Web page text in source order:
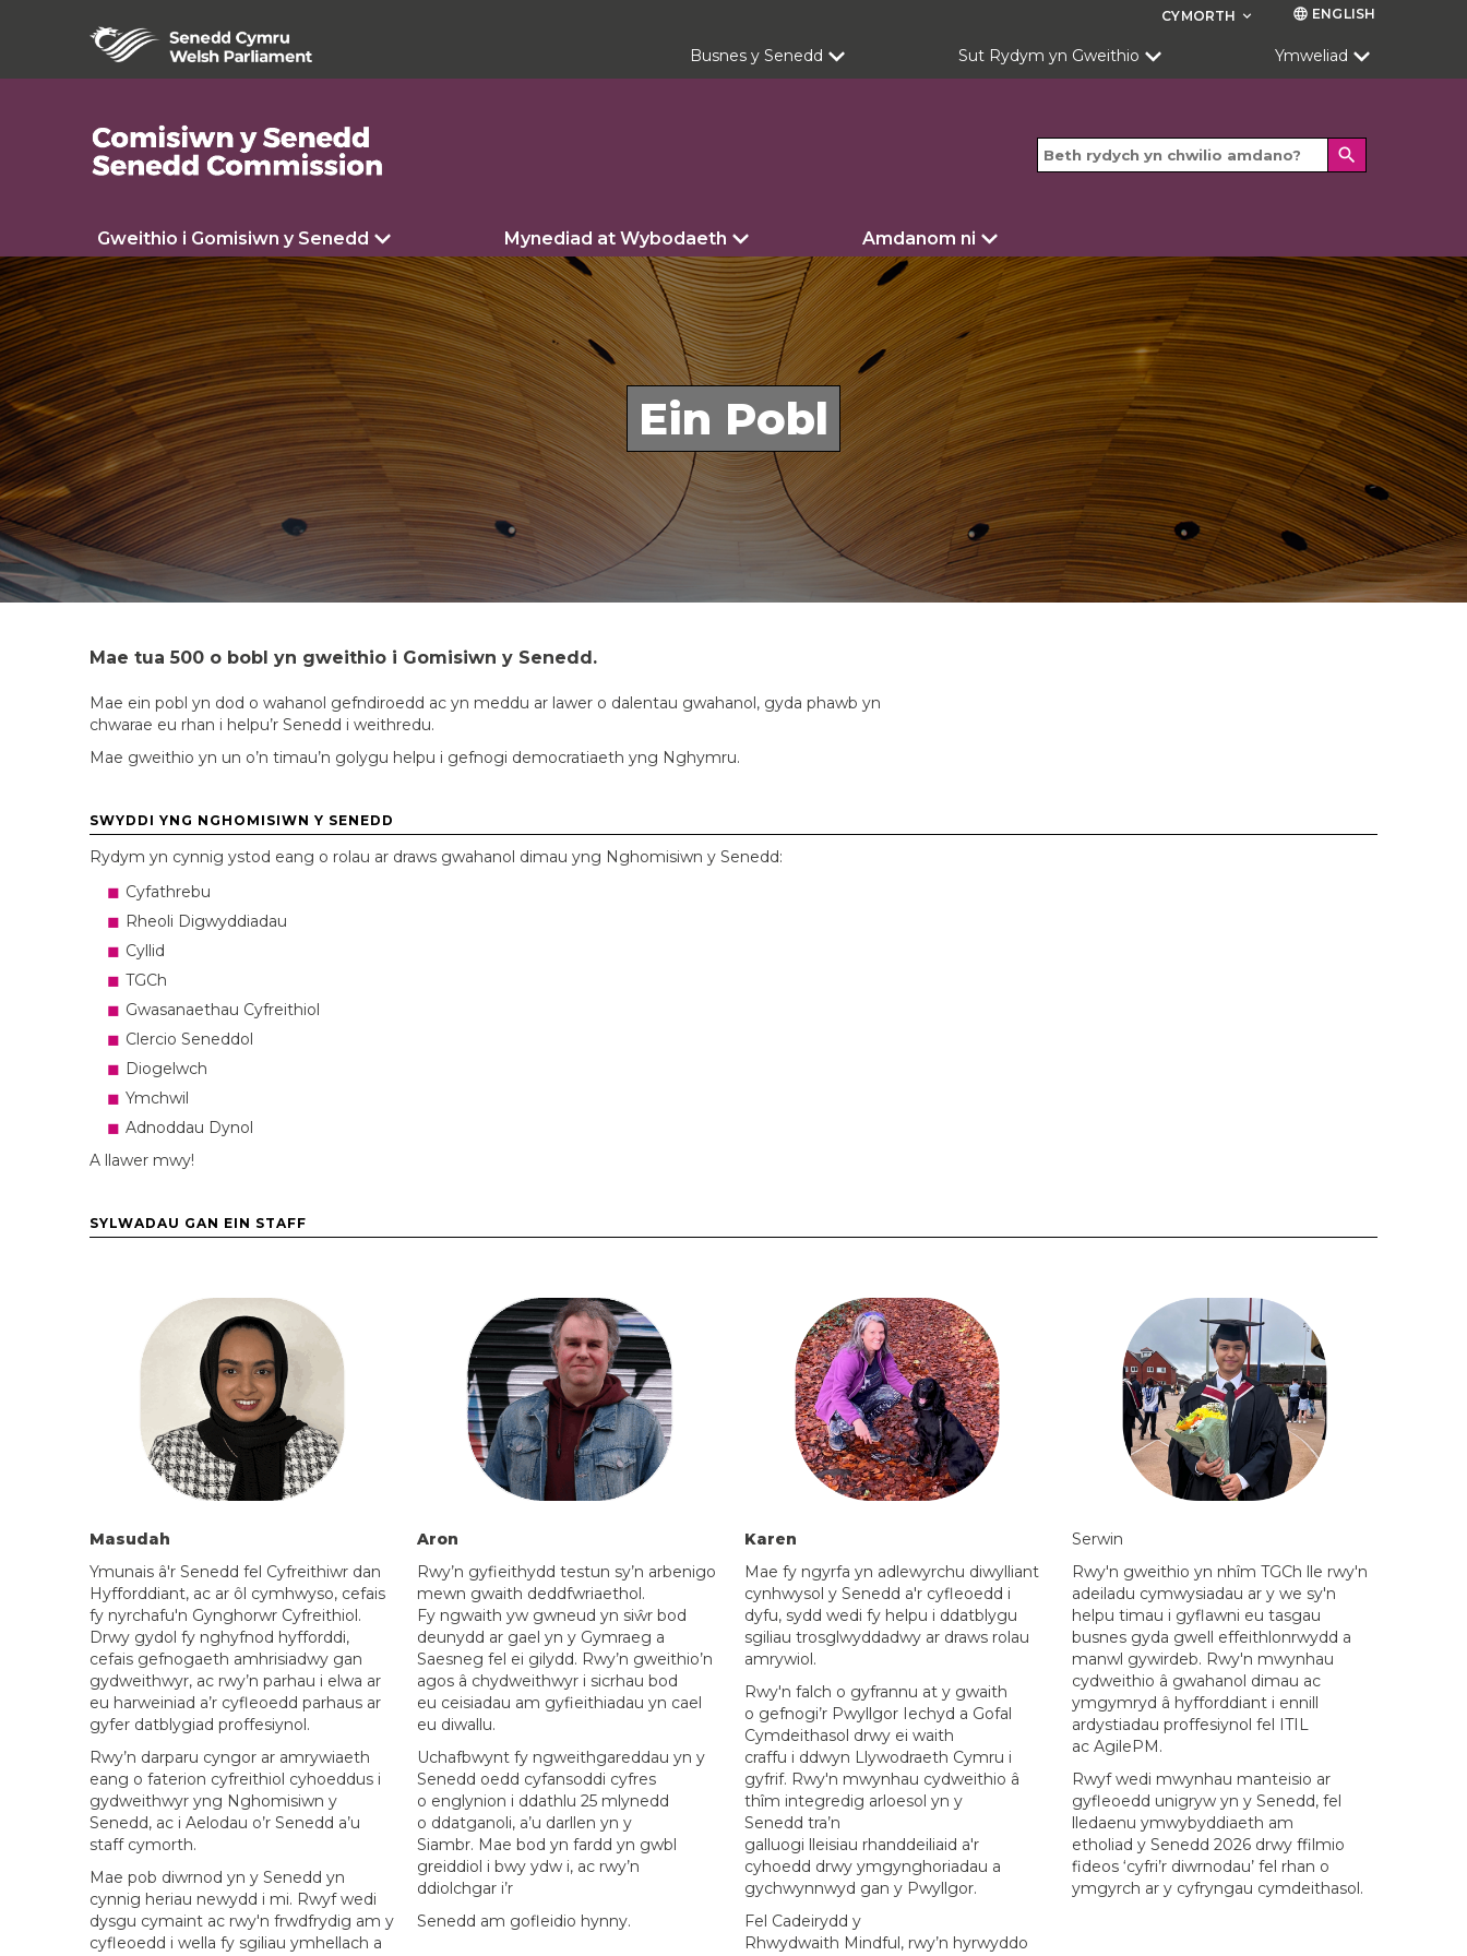
CYMORTH keyboard_arrow_down language ENGLISH
Busnes y Senedd Sut Rydym yn Gweithio Ymweliad
search
Gweithio i Gomisiwn y Senedd Mynediad at Wybodaeth Amdanom ni
Ein Pobl
Mae tua 500 o bobl yn gweithio i Gomisiwn y Senedd.
Mae ein pobl yn dod o wahanol gefndiroedd ac yn meddu ar lawer o dalentau gwahanol, gyda phawb yn
chwarae eu rhan i helpu’r Senedd i weithredu.
Mae gweithio yn un o’n timau’n golygu helpu i gefnogi democratiaeth yng Nghymru.
SWYDDI YNG NGHOMISIWN Y SENEDD
Rydym yn cynnig ystod eang o rolau ar draws gwahanol dimau yng Nghomisiwn y Senedd:
Cyfathrebu
Rheoli Digwyddiadau
Cyllid
TGCh
Gwasanaethau Cyfreithiol
Clercio Seneddol
Diogelwch
Ymchwil
Adnoddau Dynol
A llawer mwy!
SYLWADAU GAN EIN STAFF
Masudah
Ymunais â'r Senedd fel Cyfreithiwr dan
Hyfforddiant, ac ar ôl cymhwyso, cefais
fy nyrchafu'n Gynghorwr Cyfreithiol.
Drwy gydol fy nghyfnod hyfforddi,
cefais gefnogaeth amhrisiadwy gan
gydweithwyr, ac rwy’n parhau i elwa ar
eu harweiniad a’r cyfleoedd parhaus ar
gyfer datblygiad proffesiynol.
Rwy’n darparu cyngor ar amrywiaeth
eang o faterion cyfreithiol cyhoeddus i
gydweithwyr yng Nghomisiwn y
Senedd, ac i Aelodau o’r Senedd a’u
staff cymorth.
Mae pob diwrnod yn y Senedd yn
cynnig heriau newydd i mi. Rwyf wedi
dysgu cymaint ac rwy'n frwdfrydig am y
cyfleoedd i wella fy sgiliau ymhellach a
Aron
Rwy’n gyfieithydd testun sy’n arbenigo
mewn gwaith deddfwriaethol.
Fy ngwaith yw gwneud yn siŵr bod
deunydd ar gael yn y Gymraeg a
Saesneg fel ei gilydd. Rwy’n gweithio’n
agos â chydweithwyr i sicrhau bod
eu ceisiadau am gyfieithiadau yn cael
eu diwallu.
Uchafbwynt fy ngweithgareddau yn y
Senedd oedd cyfansoddi cyfres
o englynion i ddathlu 25 mlynedd
o ddatganoli, a’u darllen yn y
Siambr. Mae bod yn fardd yn gwbl
greiddiol i bwy ydw i, ac rwy’n
ddiolchgar i’r
Senedd am gofleidio hynny.
Karen
Mae fy ngyrfa yn adlewyrchu diwylliant
cynhwysol y Senedd a'r cyfleoedd i
dyfu, sydd wedi fy helpu i ddatblygu
sgiliau trosglwyddadwy ar draws rolau
amrywiol.
Rwy'n falch o gyfrannu at y gwaith
o gefnogi’r Pwyllgor Iechyd a Gofal
Cymdeithasol drwy ei waith
craffu i ddwyn Llywodraeth Cymru i
gyfrif. Rwy'n mwynhau cydweithio â
thîm integredig arloesol yn y
Senedd tra’n
galluogi lleisiau rhanddeiliaid a'r
cyhoedd drwy ymgynghoriadau a
gychwynnwyd gan y Pwyllgor.
Fel Cadeirydd y
Rhwydwaith Mindful, rwy’n hyrwyddo
Serwin
Rwy'n gweithio yn nhîm TGCh lle rwy'n
adeiladu cymwysiadau ar y we sy'n
helpu timau i gyflawni eu tasgau
busnes gyda gwell effeithlonrwydd a
manwl gywirdeb. Rwy'n mwynhau
cydweithio â gwahanol dimau ac
ymgymryd â hyfforddiant i ennill
ardystiadau proffesiynol fel ITIL
ac AgilePM.
Rwyf wedi mwynhau manteisio ar
gyfleoedd unigryw yn y Senedd, fel
lledaenu ymwybyddiaeth am
etholiad y Senedd 2026 drwy ffilmio
fideos ‘cyfri’r diwrnodau’ fel rhan o
ymgyrch ar y cyfryngau cymdeithasol.